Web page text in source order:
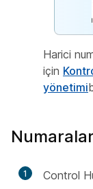
Harici
için
yönetimi
1 Control